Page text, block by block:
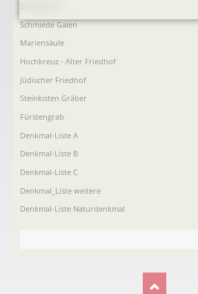
Ständehaus
Schmiede Galen
Mariensäule
Hochkreuz - Alter Friedhof
Jüdischer Friedhof
Steinkisten Gräber
Fürstengrab
Denkmal-Liste A
Denkmal-Liste B
Denkmal-Liste C
Denkmal_Liste weitere
Denkmal-Liste Naturdenkmal